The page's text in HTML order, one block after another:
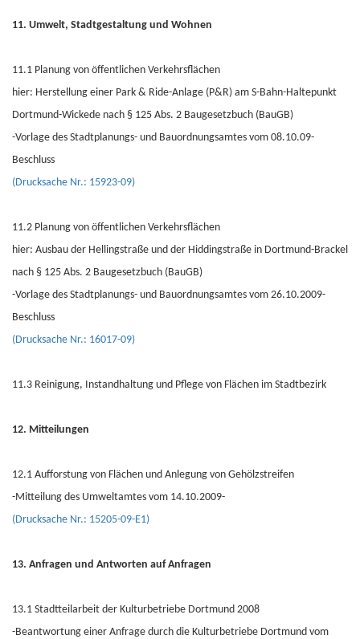
11. Umwelt, Stadtgestaltung und Wohnen
11.1 Planung von öffentlichen Verkehrsflächen
hier: Herstellung einer Park & Ride-Anlage (P&R) am S-Bahn-Haltepunkt
Dortmund-Wickede nach § 125 Abs. 2 Baugesetzbuch (BauGB)
-Vorlage des Stadtplanungs- und Bauordnungsamtes vom 08.10.09-
Beschluss
(Drucksache Nr.: 15923-09)
11.2 Planung von öffentlichen Verkehrsflächen
hier: Ausbau der Hellingstraße und der Hiddingstraße in Dortmund-Brackel
nach § 125 Abs. 2 Baugesetzbuch (BauGB)
-Vorlage des Stadtplanungs- und Bauordnungsamtes vom 26.10.2009-
Beschluss
(Drucksache Nr.: 16017-09)
11.3 Reinigung, Instandhaltung und Pflege von Flächen im Stadtbezirk
12. Mitteilungen
12.1 Aufforstung von Flächen und Anlegung von Gehölzstreifen
-Mitteilung des Umweltamtes vom 14.10.2009-
(Drucksache Nr.: 15205-09-E1)
13. Anfragen und Antworten auf Anfragen
13.1 Stadtteilarbeit der Kulturbetriebe Dortmund 2008
-Beantwortung einer Anfrage durch die Kulturbetriebe Dortmund vom